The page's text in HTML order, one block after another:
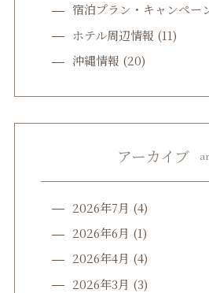
宿泊プラン・キャンペー
ホテル周辺情報 (11)
沖縄情報 (20)
アーカイブ
2026年7月 (4)
2026年6月 (1)
2026年4月 (4)
2026年3月 (3)